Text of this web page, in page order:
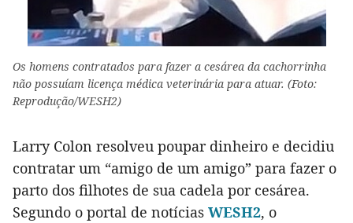
Os homens contratados para fazer a cesárea da cachorrinha
não possuíam licença médica veterinária para atuar. (Foto:
Reprodução/WESH2)
Larry Colon resolveu poupar dinheiro e decidiu
contratar um “amigo de um amigo” para fazer o
parto dos filhotes de sua cadela por cesárea.
Segundo o portal de notícias WESH2, o